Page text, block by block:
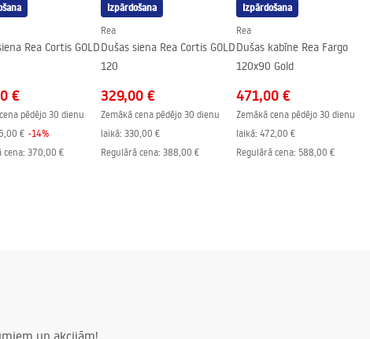
Rea Cortis GOLD
€
pēdējo 30 dienu
€ -14%
cena: 370,00 €
Izpārdošana
Rea
Dušas siena Rea Cortis GOLD
120
329,00 €
Zemākā cena pēdējo 30 dienu
laikā: 330,00 €
Regulārā cena: 388,00 €
Izpārdošana
Rea
Dušas kabīne Rea Fargo
120x90 Gold
471,00 €
Zemākā cena pēdējo 30 dienu
laikā: 472,00 €
Regulārā cena: 588,00 €
un akcijām!